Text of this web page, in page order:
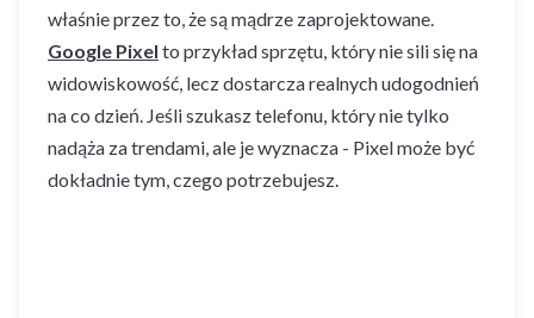
właśnie przez to, że są mądrze zaprojektowane.
Google Pixel to przykład sprzętu, który nie sili się na
widowiskowość, lecz dostarcza realnych udogodnień
na co dzień. Jeśli szukasz telefonu, który nie tylko
nadąża za trendami, ale je wyznacza - Pixel może być
dokładnie tym, czego potrzebujesz.